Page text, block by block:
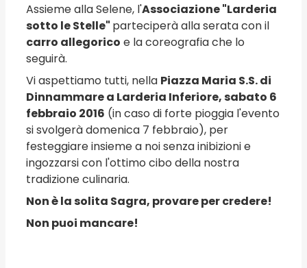
Assieme alla Selene, l'Associazione "Larderia
sotto le Stelle" parteciperà alla serata con il
carro allegorico e la coreografia che lo
seguirà.
Vi aspettiamo tutti, nella Piazza Maria S.S. di
Dinnammare a Larderia Inferiore, sabato 6
febbraio 2016 (in caso di forte pioggia l'evento
si svolgerà domenica 7 febbraio), per
festeggiare insieme a noi senza inibizioni e
ingozzarsi con l'ottimo cibo della nostra
tradizione culinaria.
Non è la solita Sagra, provare per credere!
Non puoi mancare!